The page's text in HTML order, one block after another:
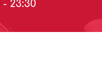
- 23:30